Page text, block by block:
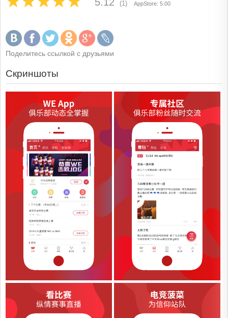
(1) AppStore: 5.00
Поделитесь ссылкой с друзьями
Скриншоты